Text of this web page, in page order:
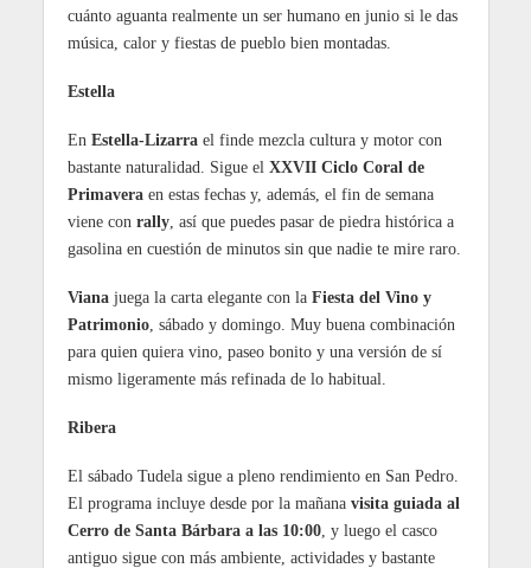
cuánto aguanta realmente un ser humano en junio si le das
música, calor y fiestas de pueblo bien montadas.
Estella
En Estella-Lizarrael finde mezcla cultura y motor con
bastante naturalidad. Sigue el XXVII Ciclo Coral de
Primaveraen estas fechas y, además, el fin de semana
viene con rally, así que puedes pasar de piedra histórica a
gasolina en cuestión de minutos sin que nadie te mire raro.
Vianajuega la carta elegante con la Fiesta del Vino y
Patrimonio, sábado y domingo. Muy buena combinación
para quien quiera vino, paseo bonito y una versión de sí
mismo ligeramente más refinada de lo habitual.
Ribera
El sábado Tudela sigue a pleno rendimiento en San Pedro.
El programa incluye desde por la mañana visita guiada al
Cerro de Santa Bárbara a las 10:00, y luego el casco
antiguo sigue con más ambiente, actividades y bastante